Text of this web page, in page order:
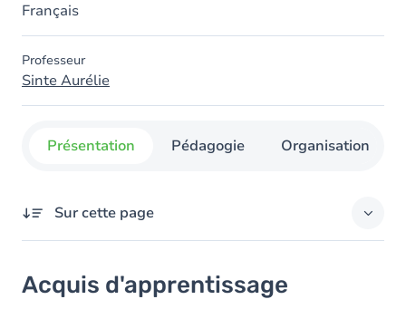
Français
Professeur
Sinte Aurélie
Présentation Pédagogie Organisation
Sur cette page
Contenu
Acquis d'apprentissage